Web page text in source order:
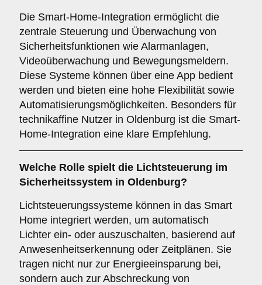
Die Smart-Home-Integration ermöglicht die
zentrale Steuerung und Überwachung von
Sicherheitsfunktionen wie Alarmanlagen,
Videoüberwachung und Bewegungsmeldern.
Diese Systeme können über eine App bedient
werden und bieten eine hohe Flexibilität sowie
Automatisierungsmöglichkeiten. Besonders für
technikaffine Nutzer in Oldenburg ist die Smart-
Home-Integration eine klare Empfehlung.
Welche Rolle spielt die Lichtsteuerung im
Sicherheitssystem in Oldenburg?
Lichtsteuerungssysteme können in das Smart
Home integriert werden, um automatisch
Lichter ein- oder auszuschalten, basierend auf
Anwesenheitserkennung oder Zeitplänen. Sie
tragen nicht nur zur Energieeinsparung bei,
sondern auch zur Abschreckung von